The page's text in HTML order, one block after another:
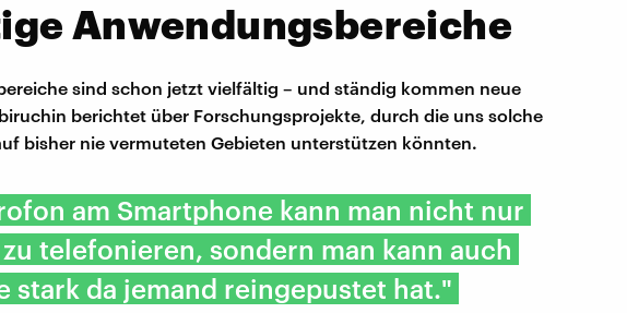
Anwendungsbereiche
sind schon jetzt vielfältig – und ständig kommen neue
berichtet über Forschungsprojekte, durch die uns solche
bisher nie vermuteten Gebieten unterstützen könnten.
am Smartphone kann man nicht nur
telefonieren, sondern man kann auch
stark da jemand reingepustet hat."